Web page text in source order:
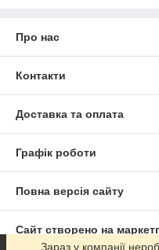
Про нас
Контакти
Доставка та оплата
Графік роботи
Повна версія сайту
Сайт створено на
Зараз у компанії